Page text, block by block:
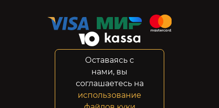
Конфиденциальность
Возвраты
Правовая информация
Оставаясь с
нами, вы
соглашаетесь на
использование